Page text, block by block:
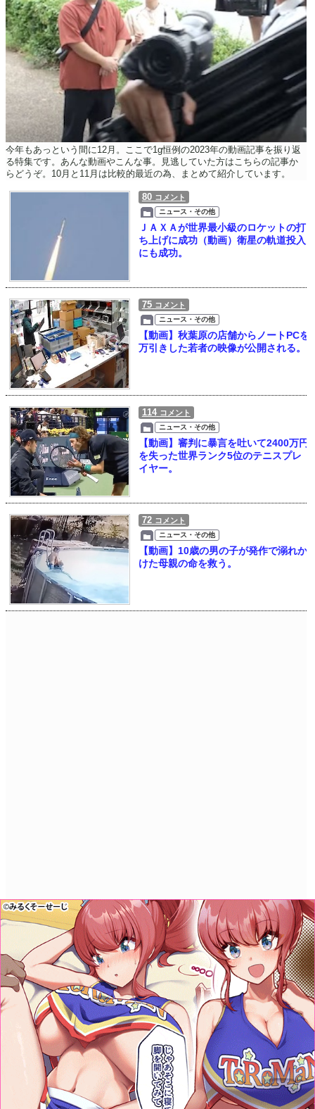
今年もあっという間に12月。ここで1g恒例の2023年の動画記事を振り返
る特集です。あんな動画やこんな事。見逃していた方はこちらの記事か
らどうぞ。10月と11月は比較的最近の為、まとめて紹介しています。
80 コメント
ニュース・その他
ＪＡＸＡが世界最小級のロケットの打
ち上げに成功（動画）衛星の軌道投入
にも成功。
75 コメント
ニュース・その他
【動画】秋葉原の店舗からノートPCを
万引きした若者の映像が公開される。
114 コメント
ニュース・その他
【動画】審判に暴言を吐いて2400万円
を失った世界ランク5位のテニスプレ
イヤー。
72 コメント
ニュース・その他
【動画】10歳の男の子が発作で溺れか
けた母親の命を救う。